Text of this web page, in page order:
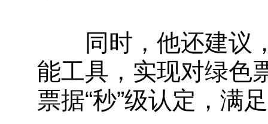
同时，他还建议，
能工具，实现对绿色
票据“秒”级认定，满